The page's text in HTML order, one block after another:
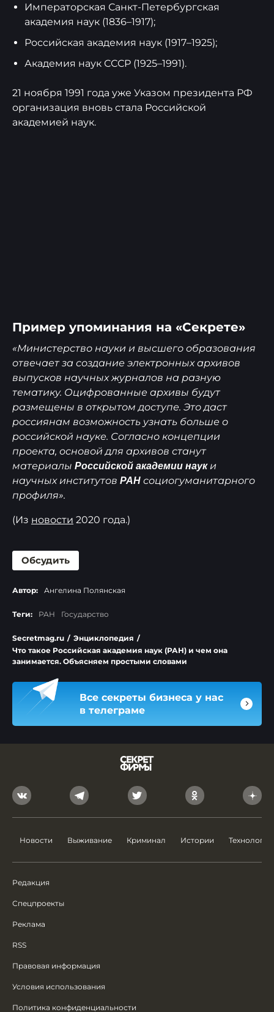
Императорская Санкт-Петербургская
академия наук (1836–1917);
Российская академия наук (1917–1925);
Академия наук СССР (1925–1991).
21 ноября 1991 года уже Указом президента РФ
организация вновь стала Российской
академией наук.
Пример упоминания на «Секрете»
«Министерство науки и высшего образования
отвечает за создание электронных архивов
выпусков научных журналов на разную
тематику. Оцифрованные архивы будут
размещены в открытом доступе. Это даст
россиянам возможность узнать больше о
российской науке. Согласно концепции
проекта, основой для архивов станут
материалы Российской академии науки
научных институтов РАН социогуманитарного
профиля».
(Из новости 2020 года.)
Обсудить
Автор: Ангелина Полянская
Теги: РАН Государство
Secretmag.ru / Энциклопедия /
Что такое Российская академия наук (РАН) и чем она
занимается. Объясняем простыми словами
Все секреты бизнеса у нас
в телеграме
Новости Выживание Криминал Истории Технологии
Редакция
Спецпроекты
Реклама
RSS
Правовая информация
Условия использования
Политика конфиденциальности